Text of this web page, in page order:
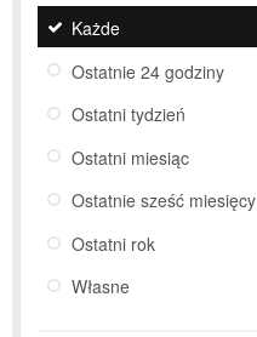
Każde
Ostatnie 24 godziny
Ostatni tydzień
Ostatni miesiąc
Ostatnie sześć miesięcy
Ostatni rok
Własne